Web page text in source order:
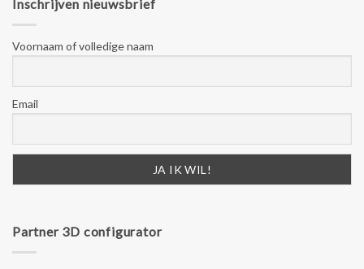
Inschrijven nieuwsbrief
Voornaam of volledige naam
Email
Partner 3D configurator